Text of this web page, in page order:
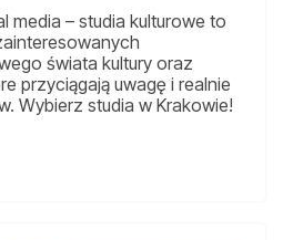
media – studia kulturowe to
świata kultury oraz
przyciągają uwagę i realnie
Wybierz studia w Krakowie!